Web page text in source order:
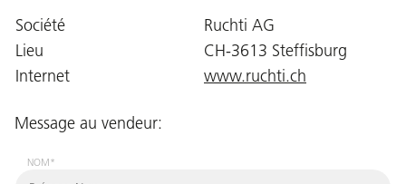
Société
Ruchti AG
Lieu
CH-3613 Steffisburg
Internet
www.ruchti.ch
Message au vendeur:
NOM*